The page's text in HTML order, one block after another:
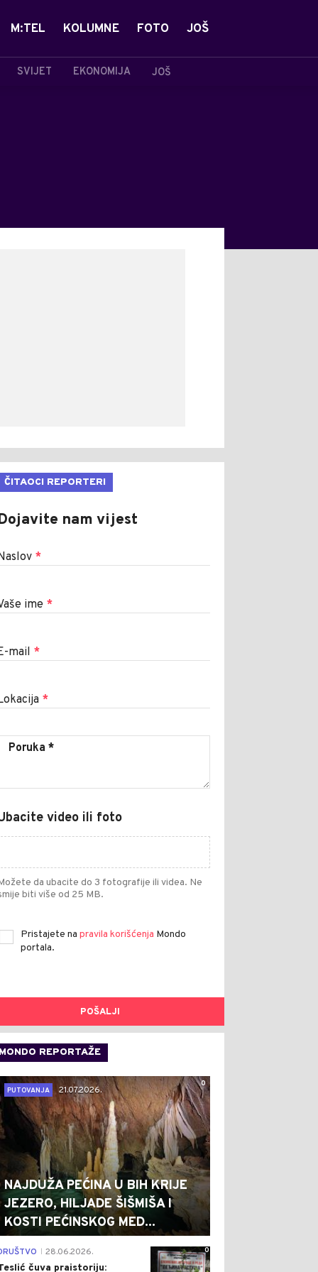
SVIJET EKONOMIJA JOŠ
M:TEL KOLUMNE FOTO JOŠ
ČITAOCI REPORTERI
nam vijest
*
ime *
mail *
*
video ili foto
da ubacite do 3 fotografije ili videa. Ne
biti više od 25 MB.
Pristajete na pravila korišćenja Mondo
portala.
POŠALJI
MONDO REPORTAŽE
0
PUTOVANJA
21.07.2026.
NAJDUŽA PEĆINA U BIH KRIJE
JEZERO, HILJADE ŠIŠMIŠA I
KOSTI PEĆINSKOG MED...
0
28.06.2026.
čuva praistoriju: